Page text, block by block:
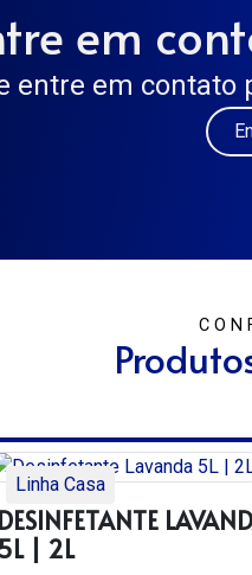
em
entre em
Linha Casa
DESINFETANTE
5L | 2L